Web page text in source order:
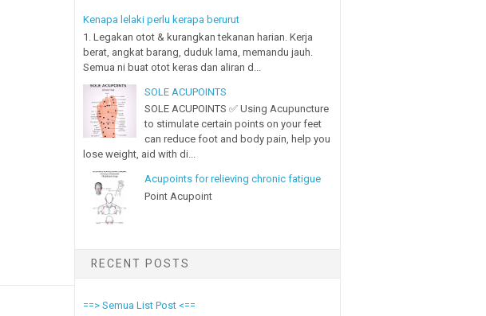
Kenapa lelaki perlu kerapa berurut
1. Legakan otot & kurangkan tekanan harian. Kerja
berat, angkat barang, duduk lama, memandu jauh.
Semua ni buat otot keras dan aliran d...
SOLE ACUPOINTS
SOLE ACUPOINTS ✅ Using Acupuncture
to stimulate certain points on your feet
can reduce foot and body pain, help you
lose weight, aid with di...
Acupoints for relieving chronic fatigue
Point Acupoint
RECENT POSTS
==> Semua List Post <==